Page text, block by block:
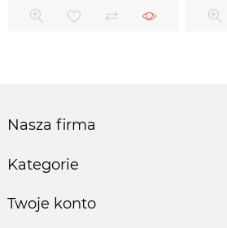
Nasza firma
Kategorie
Twoje konto